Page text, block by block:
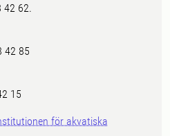
42 62.
42 85
15
för akvatiska